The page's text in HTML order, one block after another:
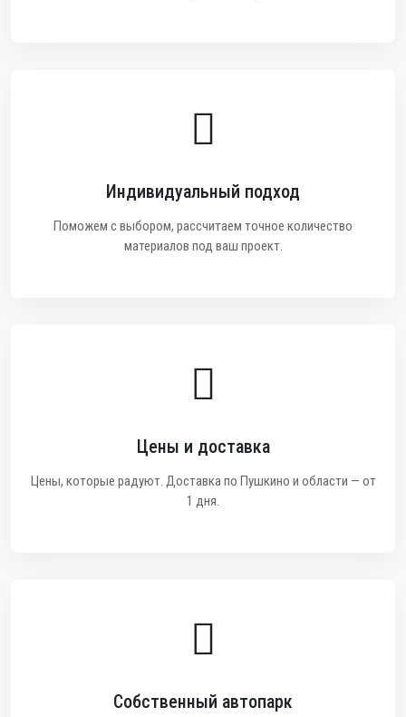
Индивидуальный подход
Поможем с выбором, рассчитаем точное количество
материалов под ваш проект.
Цены и доставка
Цены, которые радуют. Доставка по Пушкино и области — от
1 дня.
Собственный автопарк